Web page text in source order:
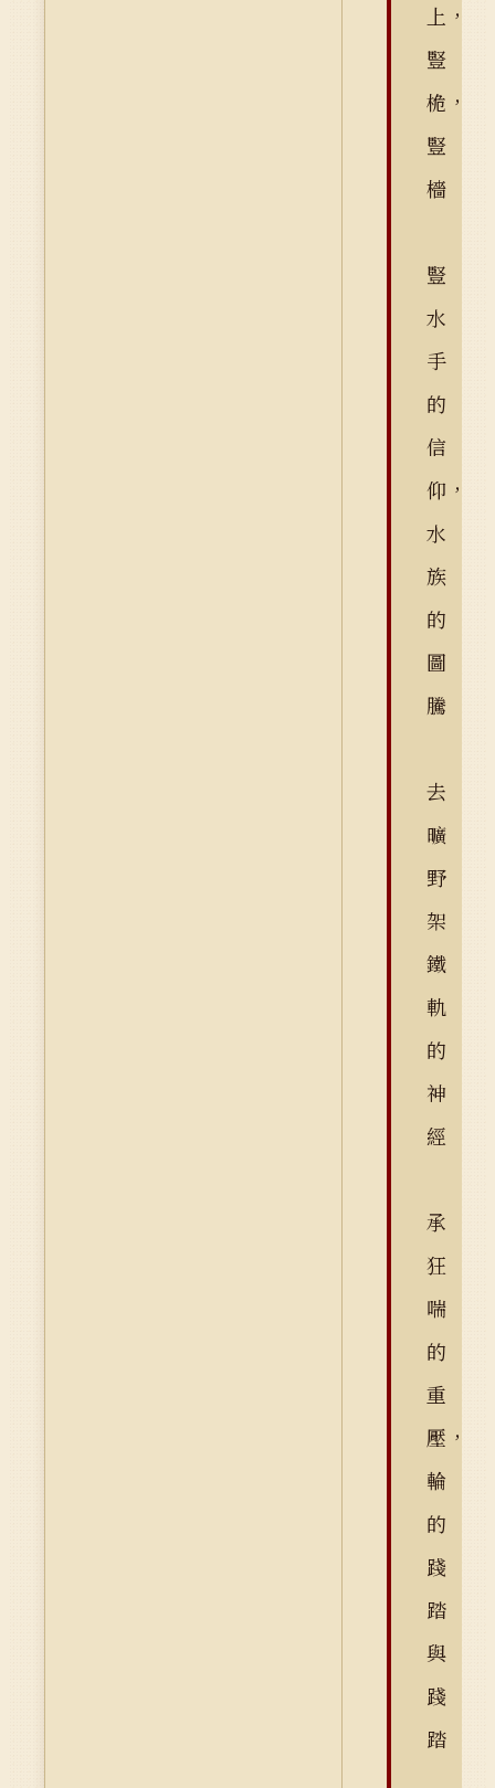
上，
豎
桅，
豎
檣
豎
水
手
的
信
仰，
水
族
的
圖
騰
去
曠
野
架
鐵
軌
的
神
經
承
狂
喘
的
重
壓，
輪
的
踐
踏
與
踐
踏